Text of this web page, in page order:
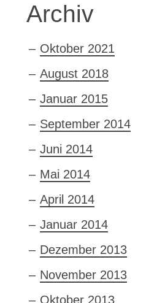
Archiv
Oktober 2021
August 2018
Januar 2015
September 2014
Juni 2014
Mai 2014
April 2014
Januar 2014
Dezember 2013
November 2013
Oktober 2013